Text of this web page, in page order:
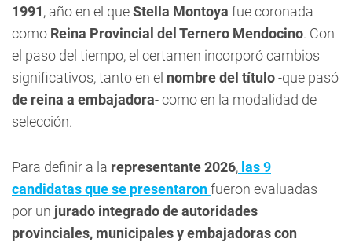
1991, año en el queStella Montoya fue coronada
como Reina Provincial del Ternero Mendocino. Con
el paso del tiempo, el certamen incorporó cambios
significativos, tanto en el nombre del título-que pasó
de reina a embajadora- como en la modalidad de
selección.
Para definir a la representante 2026, las 9
candidatas que se presentaronfueron evaluadas
por un jurado integrado de autoridades
provinciales, municipales y embajadoras con